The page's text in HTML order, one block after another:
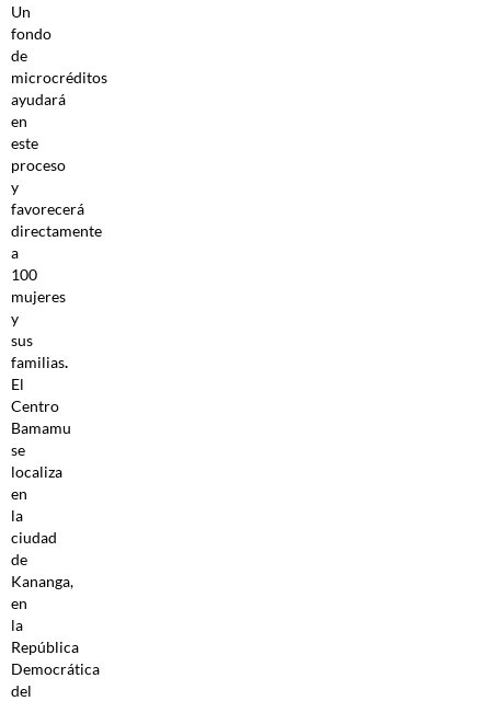
Un
fondo
de
microcréditos
ayudará
en
este
proceso
y
favorecerá
directamente
a
100
mujeres
y
sus
familias.
El
Centro
Bamamu
se
localiza
en
la
ciudad
de
Kananga,
en
la
República
Democrática
del